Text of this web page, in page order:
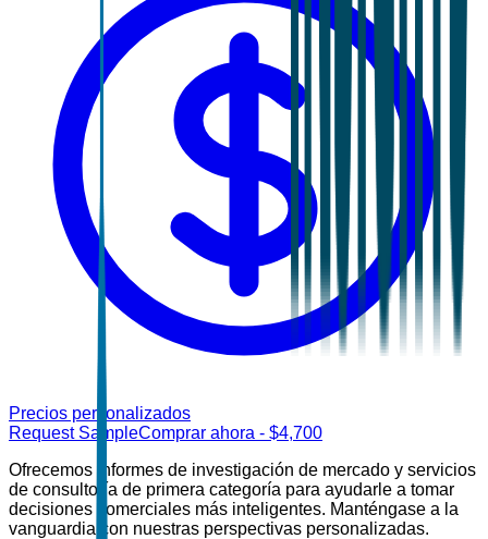
Precios personalizados
Request SampleComprar ahora - $4,700
Ofrecemos informes de investigación de mercado y servicios
de consultoría de primera categoría para ayudarle a tomar
decisiones comerciales más inteligentes. Manténgase a la
vanguardia con nuestras perspectivas personalizadas.